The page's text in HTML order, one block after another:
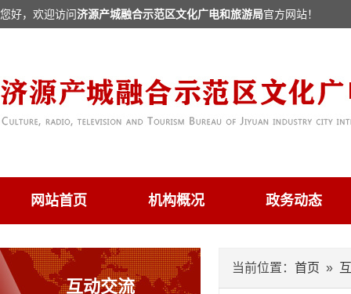
您好，欢迎访问济源产城融合示范区文化广电和旅游局官方网站！
网站首页 机构概况 政务动态
互动交流
当前位置： 首页 »